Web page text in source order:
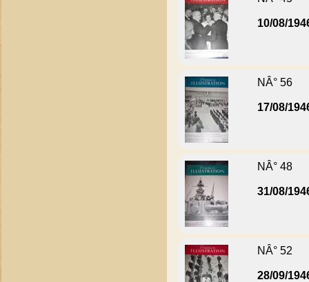
10/08/
NÂ° 56
17/08/
NÂ° 48
31/08/
NÂ° 52
28/09/